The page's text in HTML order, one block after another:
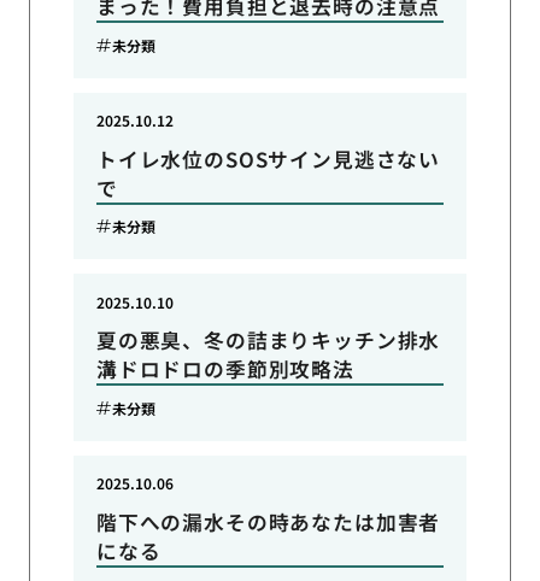
まった！費用負担と退去時の注意点
未分類
トイレ水位のSOSサイン見逃さない
で
2025.10.12
未分類
夏の悪臭、冬の詰まりキッチン排水
溝ドロドロの季節別攻略法
2025.10.10
未分類
階下への漏水その時あなたは加害者
になる
2025.10.06